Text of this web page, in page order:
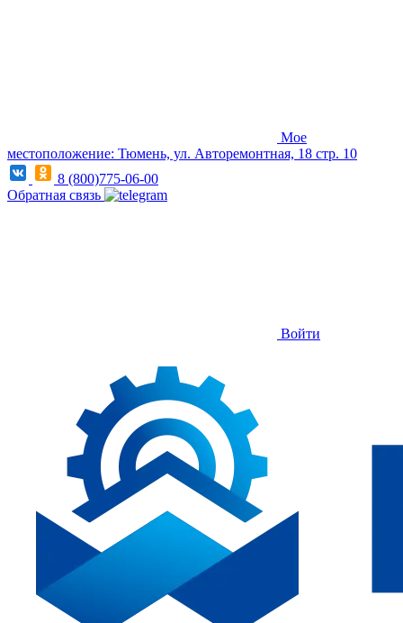
Мое
местоположение: Тюмень, ул. Авторемонтная, 18 стр. 10
8 (800)775-06-00
Обратная связь
Войти